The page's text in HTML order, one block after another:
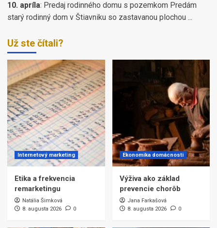
10. apríla: Predaj rodinného domu s pozemkom Predám
starý rodinný dom v Štiavniku so zastavanou plochou ...
Už ste čítali?
Internetový marketing
Etika a frekvencia
remarketingu
Natália Šimková
8. augusta 2026
0
Ekonomika domácnosti
Výživa ako základ
prevencie chorôb
Jana Farkašová
8. augusta 2026
0